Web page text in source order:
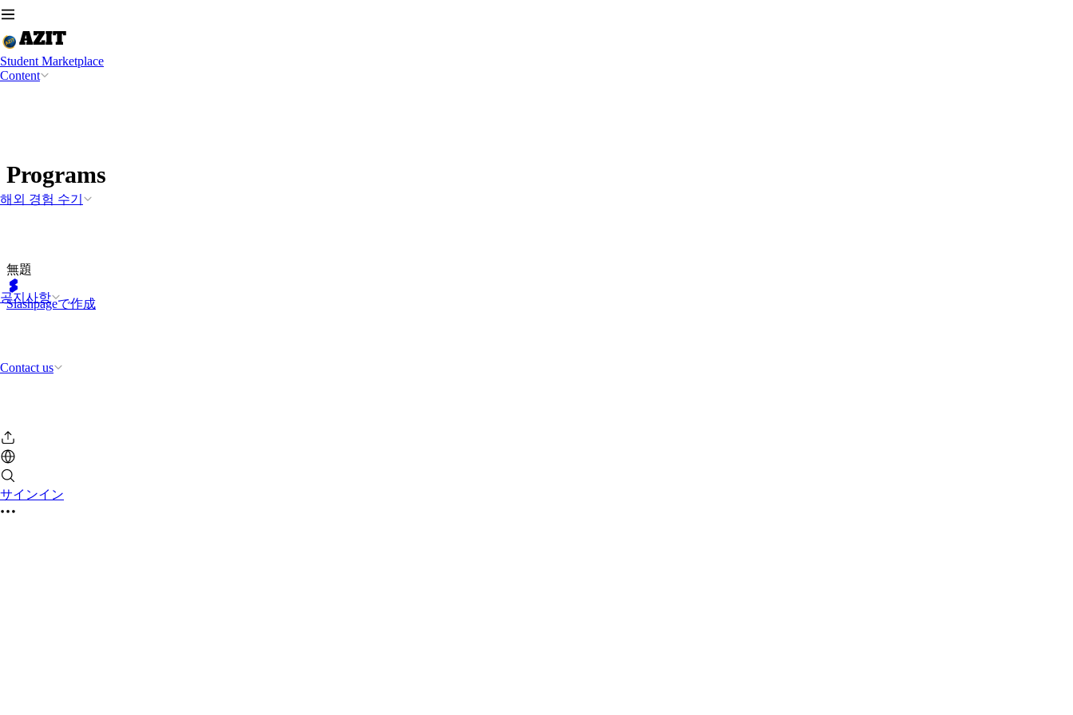
Student Marketplace
Content
해외 경험 수기
공지사항
Contact us
サインイン
Programs
無題
Slashpageで作成